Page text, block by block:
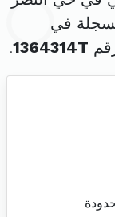
في
1364314T
.